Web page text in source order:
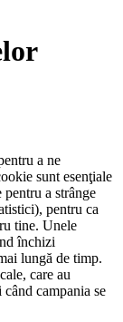
a ne
sunt esenţiale
a strânge
pentru ca
tine. Unele
închizi
lungă de timp.
care au
campania se